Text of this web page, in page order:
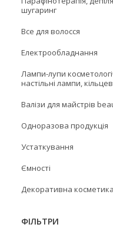
шугаринг
Все для волосся
Електрообладнання
Лампи-лупи
настільні лампи,
Валізи для майстрів
Одноразова продукція
Устаткування
Ємності
Декоративна косметика
ФІЛЬТРИ